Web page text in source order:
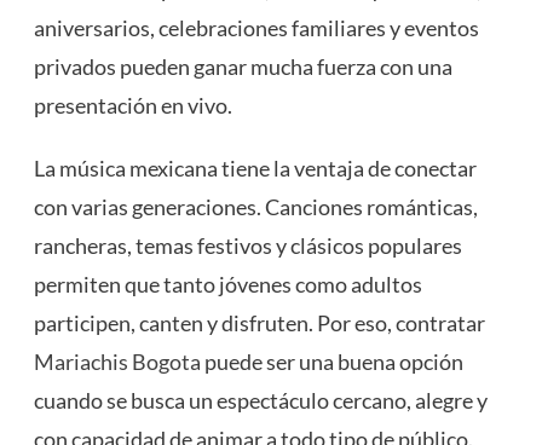
aniversarios, celebraciones familiares y eventos
privados pueden ganar mucha fuerza con una
presentación en vivo.
La música mexicana tiene la ventaja de conectar
con varias generaciones. Canciones románticas,
rancheras, temas festivos y clásicos populares
permiten que tanto jóvenes como adultos
participen, canten y disfruten. Por eso, contratar
Mariachis Bogota puede ser una buena opción
cuando se busca un espectáculo cercano, alegre y
con capacidad de animar a todo tipo de público.